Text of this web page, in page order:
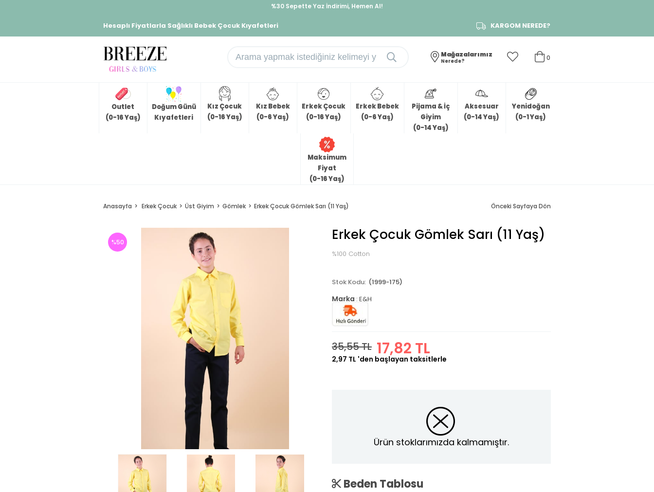
İndirimlere ek %10 İndirimi Kap, Hemen Üye Ol!
Hesaplı Fiyatlarla Sağlıklı Bebek Çocuk Kıyafetleri KARGOM NEREDE?
0
Mağazalarımız
Nerede?
Outlet
(0-16 Yaş)
Doğum Günü
Kıyafetleri
Kız Çocuk
(0-16 Yaş)
Kız Bebek
(0-6 Yaş)
Erkek Çocuk
(0-16 Yaş)
Erkek Bebek
(0-6 Yaş)
Pijama & İç
Giyim
(0-14 Yaş)
Aksesuar
(0-14 Yaş)
Yenidoğan
(0-1 Yaş)
Maksimum
Fiyat
(0-16 Yaş)
Anasayfa Erkek Çocuk Üst Giyim Gömlek Erkek Çocuk Gömlek Sarı (11 Yaş) Önceki Sayfaya Dön
%50 Erkek Çocuk Gömlek Sarı (11 Yaş)
%100 Cotton
(1999-175)
Marka : E&H
35,55 TL 17,82 TL
2,97 TL 'den başlayan taksitlerle
Ürün stoklarımızda kalmamıştır.
Beden Tablosu